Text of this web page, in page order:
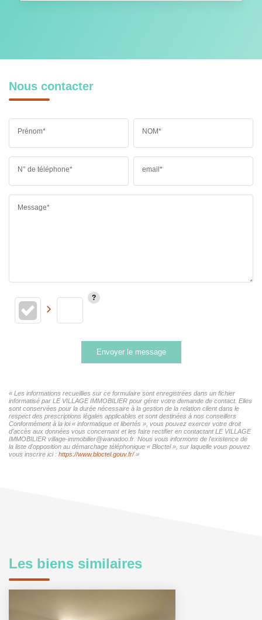
Nous contacter
Prénom* NOM*
N° de téléphone* email*
Message*
Envoyer le message
« Les informations recueillies sur ce formulaire sont enregistrées dans un fichier
informatisé par LE VILLAGE IMMOBILIER pour gérer votre demande de contact. Elles
sont conservées pour la durée nécessaire à la gestion de la relation client dans le
respect des prescriptions légales applicables et sont destinées à nos conseillers
Conformément à la loi « informatique et libertés », vous pouvez exercer votre droit
d'accès aux données vous concernant et les faire rectifier en contactant LE VILLAGE
IMMOBILIER village-immobilier@wanadoo.fr. Nous vous informons de l'existence de
la liste d'opposition au démarchage téléphonique « Bloctel », sur laquelle vous pouvez
vous inscrire ici : https://www.bloctel.gouv.fr/»
Les biens similaires